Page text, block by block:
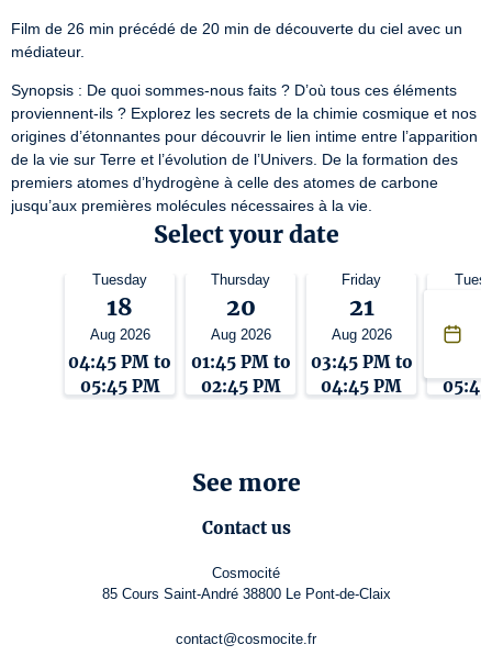
Film de 26 min précédé de 20 min de découverte du ciel avec un
médiateur.
Synopsis : De quoi sommes-nous faits ? D’où tous ces éléments
proviennent-ils ? Explorez les secrets de la chimie cosmique et nos
origines d’étonnantes pour découvrir le lien intime entre l’apparition
de la vie sur Terre et l’évolution de l’Univers. De la formation des
premiers atomes d’hydrogène à celle des atomes de carbone
jusqu’aux premières molécules nécessaires à la vie.
Select your date
Tuesday
18
Aug 2026
04:45 PM to
05:45 PM
Thursday
20
Aug 2026
01:45 PM to
02:45 PM
Friday
21
Aug 2026
03:45 PM to
04:45 PM
Aug
See more
Contact us
Cosmocité
85 Cours Saint-André 38800 Le Pont-de-Claix
contact@cosmocite.fr